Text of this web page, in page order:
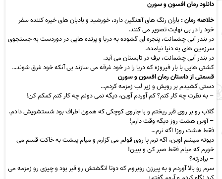
دانلود رمان افسون و سورن
خلاصه‌ رمان :باران رنگ های آهنگین دارد، خورشید و بادبان های خیره کننده سفر
خود را در بی نهایت تصویر می کنند.
در بندر آبی چشمانت، پنجره ای گشوده به دریا و پرنده هایی در دوردست به جستجوی
سرزمین های به دنیا نیامده.
در بندر آبی چشمانت، برف در تابستان می آید.
کشتی هایی با بار فیروزه که دریا را در خود غرقه می سازند بی آنکه خود غرق شوند…
قسمتی از داستان رمان افسون و سورن
دستی کشیدم بر رویش و زیر لب زمزمه کردم…
– به نظرت چه کار کنم؟ کم آوردم آوین، دیگه نمی دونم چه کار کنم کمکم کن!
گلاب رو بر روی قبر ریختم و با جاروی کوچکی که همون اطراف بود شستشویش دادم.
– آوین هشت روز دیگه وقت دارم!
فقط هشت روز! اگه نرم…
دیونه میشم اوین، اگه نرم پا روی قولم می گزارم و میام پیشت به خاکت قسم می
خورم که میام فقط صبر کن و ببین!
– برادرته؟
سرم رو بالا آوردم و به پیرزن روبروم که دوتا انگشتش رو قبر بود و چیزی رو زمزمه می